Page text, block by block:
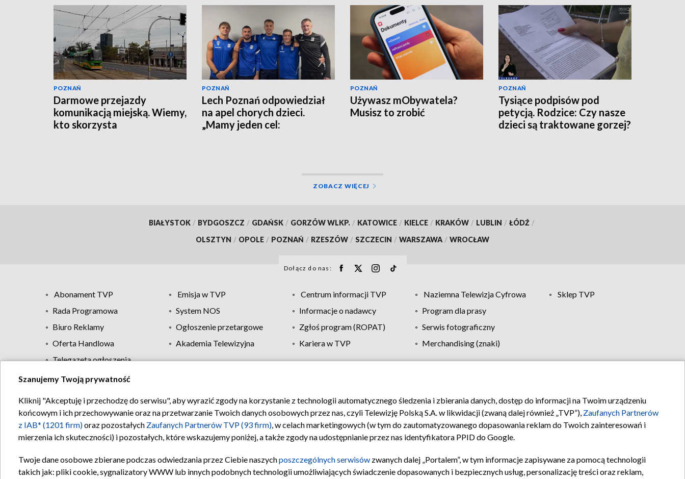
POZNAŃ
Darmowe przejazdy
komunikacją miejską. Wiemy,
kto skorzysta
POZNAŃ
Lech Poznań odpowiedział
na apel chorych dzieci.
„Mamy jeden cel:
POZNAŃ
Używasz mObywatela?
Musisz to zrobić
POZNAŃ
Tysiące podpisów pod
petycją. Rodzice: Czy nasze
dzieci są traktowane gorzej?
ZOBACZ WIĘCEJ
BIAŁYSTOK / BYDGOSZCZ / GDAŃSK / GORZÓW WLKP. / KATOWICE / KIELCE / KRAKÓW / LUBLIN / ŁÓDŹ /
OLSZTYN / OPOLE / POZNAŃ / RZESZÓW / SZCZECIN / WARSZAWA / WROCŁAW
Dołącz do nas:
Abonament TVP Emisja w TVP Centrum informacji TVP Naziemna Telewizja Cyfrowa
Sklep TVP
Rada Programowa
System NOS Informacje o nadawcy
Program dla prasy
Biuro Reklamy
Ogłoszenie przetargowe Zgłoś program (ROPAT)
Serwis fotograficzny
Oferta Handlowa
Akademia Telewizyjna Kariera w TVP
Merchandising (znaki)
Telegazeta ogłoszenia
Regulamin TVP Polityka prywatności Moje zgody Pomoc Biuro reklamy Kontakt
Szanujemy Twoją prywatność
Kliknij "Akceptuję i przechodzę do serwisu", aby wyrazić zgody na korzystanie z technologii automatycznego śledzenia i zbierania danych, dostęp do informacji na Twoim urządzeniu
końcowym i ich przechowywanie oraz na przetwarzanie Twoich danych osobowych przez nas, czyli Telewizję Polską S.A. w likwidacji (zwaną dalej również „TVP”), Zaufanych Partnerów
z IAB* (1201 firm)oraz pozostałych Zaufanych Partnerów TVP (93 firm), w celach marketingowych (w tym do zautomatyzowanego dopasowania reklam do Twoich zainteresowań i
mierzenia ich skuteczności) i pozostałych, które wskazujemy poniżej, a także zgody na udostępnianie przez nas identyfikatora PPID do Google.
Twoje dane osobowe zbierane podczas odwiedzania przez Ciebie naszychposzczególnych serwisów zwanych dalej „Portalem”, w tym informacje zapisywane za pomocą technologii
takich jak: pliki cookie, sygnalizatory WWW lub innych podobnych technologii umożliwiających świadczenie dopasowanych i bezpiecznych usług, personalizację treści oraz reklam,